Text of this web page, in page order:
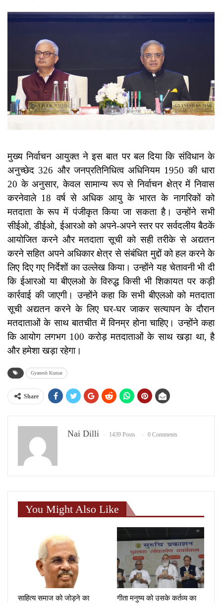
मुख्य निर्वाचन आयुक्त ने इस बात पर बल दिया कि संविधान के
अनुच्छेद 326 और जनप्रतिनिधित्व अधिनियम 1950 की धारा
20 के अनुसार, केवल सामान्य रूप से निर्वाचन क्षेत्र में निवास
करनेवाले 18 वर्ष से अधिक आयु के भारत के नागरिकों को
मतदाता के रूप में पंजीकृत किया जा सकता है। उन्होंने सभी
सीईओ, डीईओ, ईआरओ को अपने-अपने स्तर पर सर्वदलीय बैठकें
आयोजित करने और मतदाता सूची को सही तरीके से अद्यतन
करने सहित अपने अधिकार क्षेत्र से संबंधित मुद्दों को हल करने के
लिए दिए गए निर्देशों का उल्लेख किया। उन्होंने यह चेतावनी भी दी
कि ईआरओ या बीएलओ के विरुद्ध किसी भी शिकायत पर कड़ी
कार्रवाई की जाएगी। उन्होंने कहा कि सभी बीएलओ को मतदाता
सूची अद्यतन करने के लिए घर-घर जाकर सत्यापन के दौरान
मतदाताओं के साथ बातचीत में विनम्र होना चाहिए। उन्होंने कहा
कि आयोग लगभग 100 करोड़ मतदाताओं के साथ खड़ा था, है
और हमेशा खड़ा रहेगा।
Gyanesh Kumar
Share
Nai Dilli 1439 Posts 0 Comments
You Might Also Like
साहित्य समाज को जोड़ने का
गीता मनुष्य को उसके कर्तव्य का